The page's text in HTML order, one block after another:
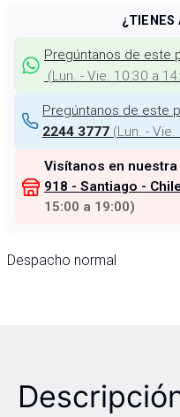
¿TIENES
Pregúntanos de este
(Lun. - Vie. 10:30 a
Pregúntanos de este
2244 3777 (Lun. -
Visítanos en nuestra
918 - Santiago -
15:00 a 19:00)
Despacho normal